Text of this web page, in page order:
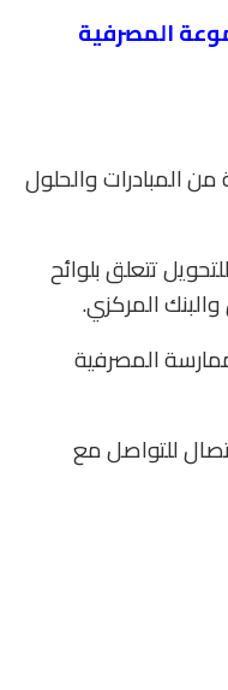
المصرفية
المبادرات والحلول
تتعلق بلوائح
المركزي.
المصرفية
للتواصل مع